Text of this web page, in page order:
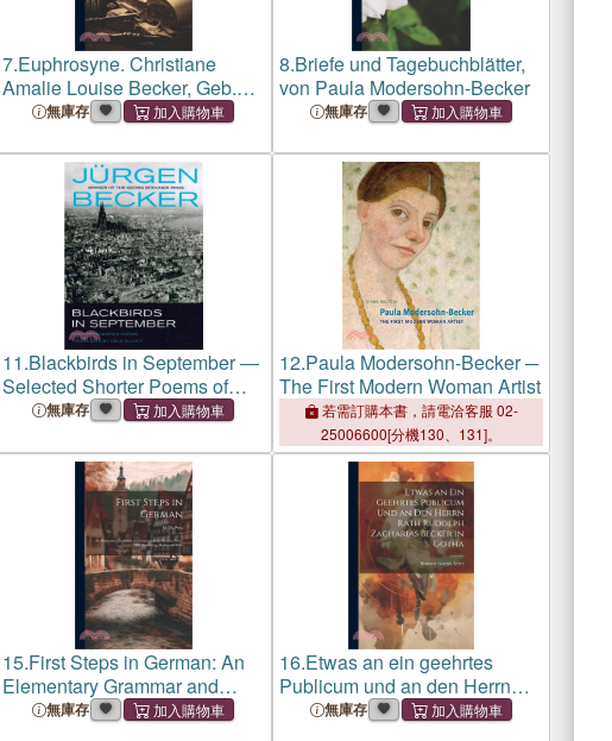
7.Euphrosyne. Christiane
Amalie Louise Becker, Geb.
Neumann (1778-1797)
無庫存
8.Briefe und Tagebuchblätter,
von Paula Modersohn-Becker
無庫存
11.Blackbirds in September ―
Selected Shorter Poems of
Jurgen Becker
無庫存
12.Paula Modersohn-Becker ─
The First Modern Woman Artist
若需訂購本書，請電洽客服 02-
25006600[分機130、131]。
15.First Steps in German: An
Elementary Grammar and
Conversational Reader, Based
無庫存
16.Etwas an ein geehrtes
Publicum und an den Herrn
Rath Rudolph Zacharias
無庫存